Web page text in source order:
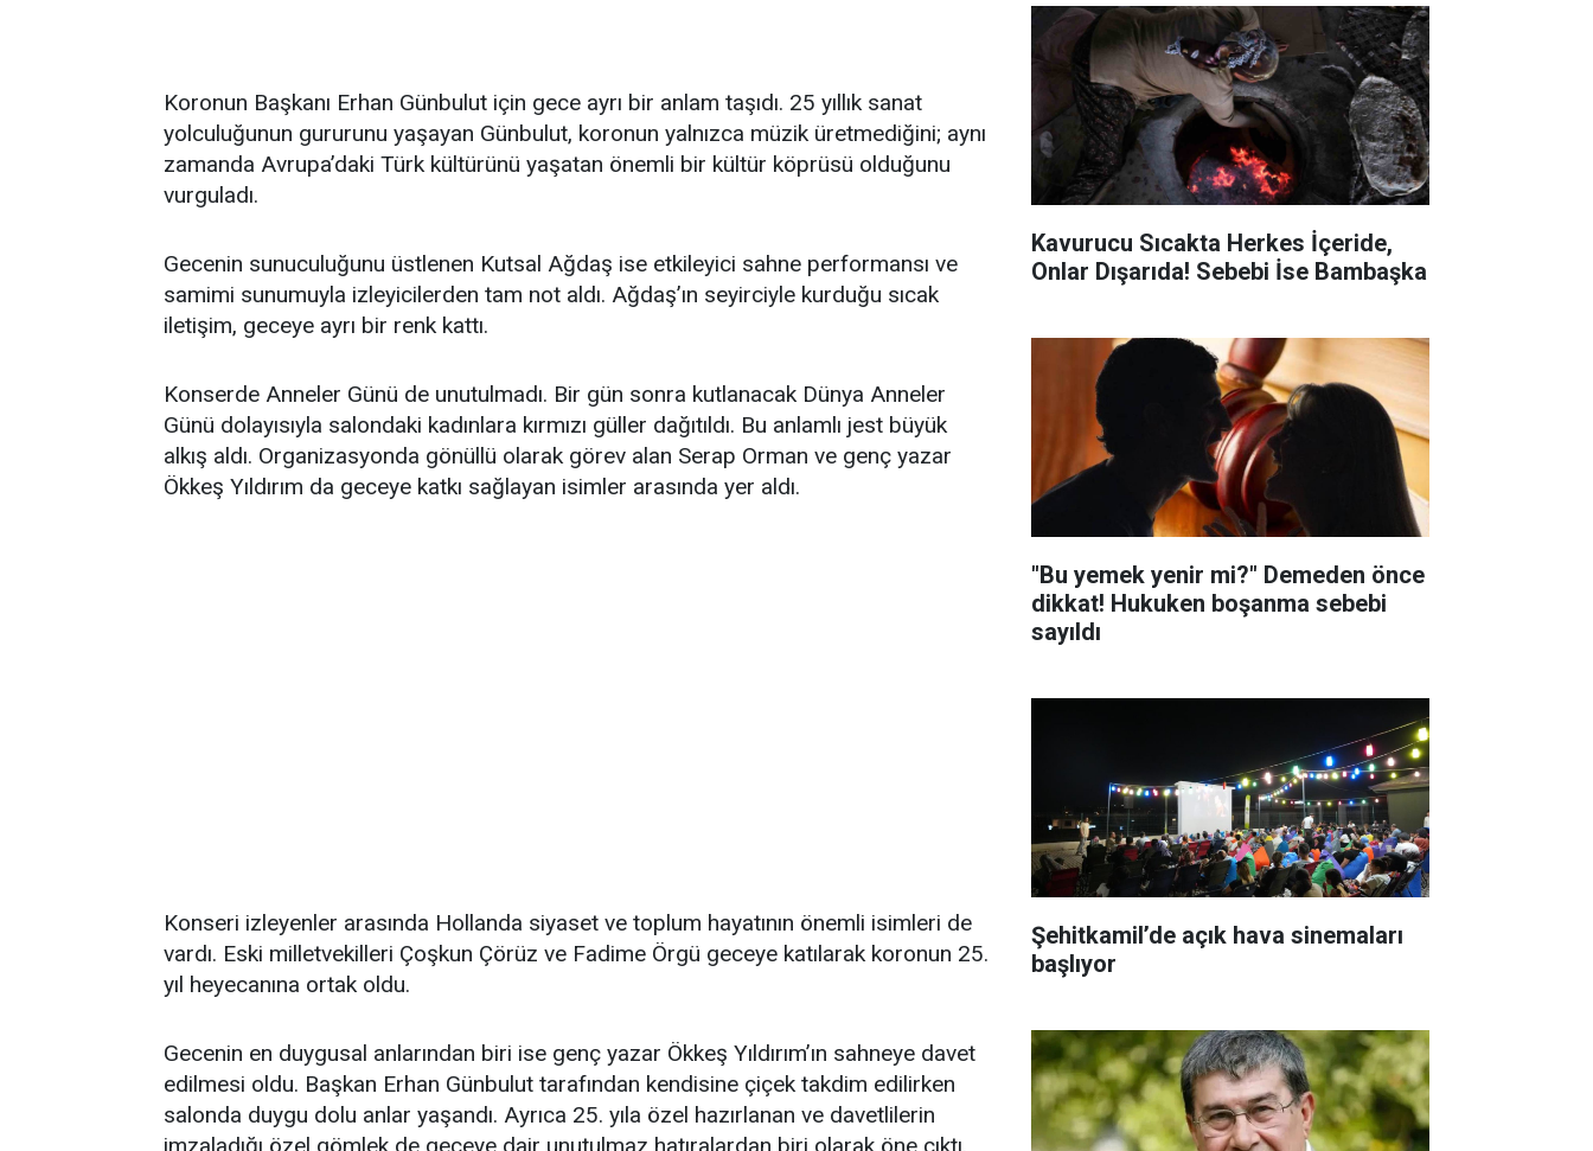
Koronun Başkanı Erhan Günbulut için gece ayrı bir anlam taşıdı. 25 yıllık sanat
yolculuğunun gururunu yaşayan Günbulut, koronun yalnızca müzik üretmediğini; aynı
zamanda Avrupa’daki Türk kültürünü yaşatan önemli bir kültür köprüsü olduğunu
vurguladı.
Gecenin sunuculuğunu üstlenen Kutsal Ağdaş ise etkileyici sahne performansı ve
samimi sunumuyla izleyicilerden tam not aldı. Ağdaş’ın seyirciyle kurduğu sıcak
iletişim, geceye ayrı bir renk kattı.
Konserde Anneler Günü de unutulmadı. Bir gün sonra kutlanacak Dünya Anneler
Günü dolayısıyla salondaki kadınlara kırmızı güller dağıtıldı. Bu anlamlı jest büyük
alkış aldı. Organizasyonda gönüllü olarak görev alan Serap Orman ve genç yazar
Ökkeş Yıldırım da geceye katkı sağlayan isimler arasında yer aldı.
Konseri izleyenler arasında Hollanda siyaset ve toplum hayatının önemli isimleri de
vardı. Eski milletvekilleri Çoşkun Çörüz ve Fadime Örgü geceye katılarak koronun 25.
yıl heyecanına ortak oldu.
Gecenin en duygusal anlarından biri ise genç yazar Ökkeş Yıldırım’ın sahneye davet
edilmesi oldu. Başkan Erhan Günbulut tarafından kendisine çiçek takdim edilirken
salonda duygu dolu anlar yaşandı. Ayrıca 25. yıla özel hazırlanan ve davetlilerin
Kavurucu Sıcakta Herkes İçeride,
Onlar Dışarıda! Sebebi İse Bambaşka
"Bu yemek yenir mi?" Demeden önce
dikkat! Hukuken boşanma sebebi
sayıldı
Şehitkamil’de açık hava sinemaları
başlıyor